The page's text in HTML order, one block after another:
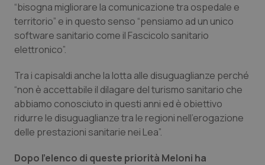
Quotidiano Chirurgia
Quotidiano Oncologia
Quotidiano Pediatria
Rene & patologie urogenitali
“bisogna migliorare la comunicazione tra ospedale e
territorio” e in questo senso “pensiamo ad un unico
software sanitario come il Fascicolo sanitario
elettronico”.
Tra i capisaldi anche la lotta alle disuguaglianze perché
“non è accettabile il dilagare del turismo sanitario che
abbiamo conosciuto in questi anni ed è obiettivo
ridurre le disuguaglianze tra le regioni nell’erogazione
delle prestazioni sanitarie nei Lea”.
Dopo l’elenco di queste priorità Meloni ha